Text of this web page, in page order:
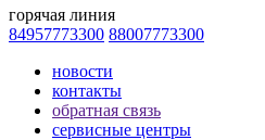
горячая линия
84957773300 88007773300
новости
контакты
обратная связь
сервисные центры